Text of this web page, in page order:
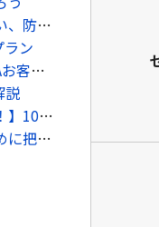
策7選
ラン
錐｡
説
催します！！
きこと